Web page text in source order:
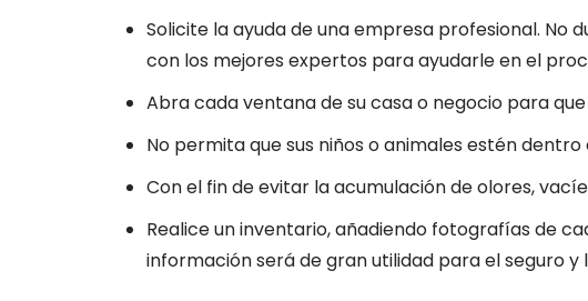
Solicite la ayuda de una empresa profesional.
con los mejores expertos para ayudarle en el
Abra cada ventana de su casa o negocio para
No permita que sus niños o animales estén
Con el fin de evitar la acumulación de olores,
Realice un inventario, añadiendo fotografías de
información será de gran utilidad para el seguro y